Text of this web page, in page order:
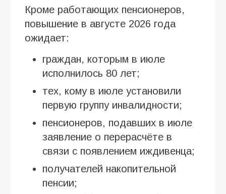
Кроме работающих пенсионеров,
повышение в августе 2026 года
ожидает:
граждан, которым в июле
исполнилось 80 лет;
тех, кому в июле установили
первую группу инвалидности;
пенсионеров, подавших в июле
заявление о перерасчёте в
связи с появлением иждивенца;
получателей накопительной
пенсии;